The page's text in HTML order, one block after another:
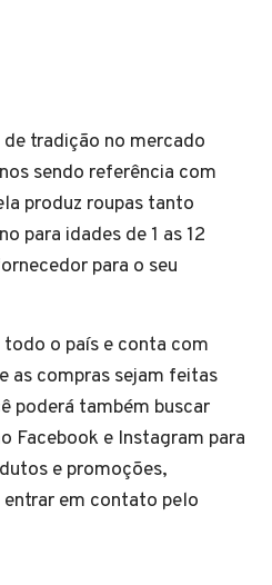
tradição no mercado
sendo referência com
produz roupas tanto
para idades de 1 as 12
para o seu
todo o país e conta com
as compras sejam feitas
poderá também buscar
Facebook e Instagram para
e promoções,
em contato pelo